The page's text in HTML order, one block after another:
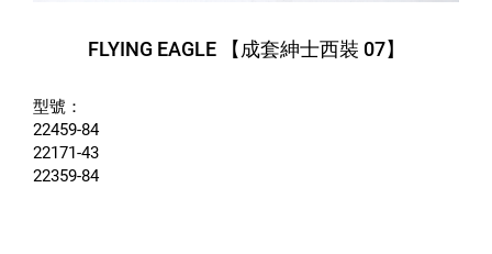
FLYING EAGLE 【成套紳士西裝 07】
型號：
22459-84
22171-43
22359-84